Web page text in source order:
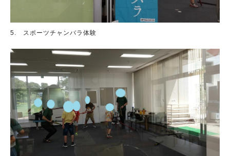
5. スポーツチャンバラ体験